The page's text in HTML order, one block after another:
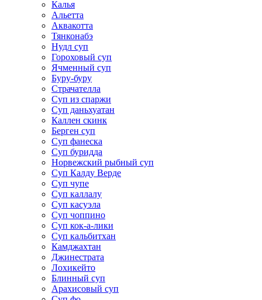
Калья
Альетта
Аквакотта
Тянконабэ
Нудл суп
Гороховый суп
Ячменный суп
Буру-буру
Страчателла
Суп из спаржи
Суп даньхуатан
Каллен скинк
Берген суп
Суп фанеска
Суп буридда
Норвежский рыбный суп
Суп Калду Верде
Суп чупе
Суп каллалу
Суп касуэла
Суп чоппино
Суп кок-а-лики
Суп кальбитхан
Камджахтан
Джинестрата
Лохикейто
Блинный суп
Арахисовый суп